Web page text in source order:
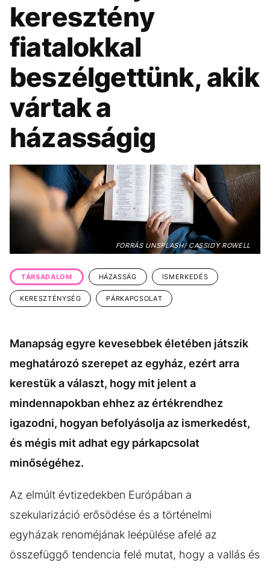
UTAZÁS
ÉLETMÓD DESIGN
BESZÉLGETÉSEK
VIDEÓ TÖRTÉNETEK
GASZTRO
keresztény
fiatalokkal
beszélgettünk, akik
vártak a
házasságig
FORRÁS UNSPLASH/ CASSIDY ROWELL
TÁRSADALOM HÁZASSÁG ISMERKEDÉS
KERESZTÉNYSÉG PÁRKAPCSOLAT
Manapság egyre kevesebbek életében játszik
meghatározó szerepet az egyház, ezért arra
kerestük a választ, hogy mit jelent a
mindennapokban ehhez az értékrendhez
igazodni, hogyan befolyásolja az ismerkedést,
és mégis mit adhat egy párkapcsolat
minőségéhez.
Az elmúlt évtizedekben Európában a
szekularizáció erősödése és a történelmi
egyházak renoméjának leépülése afelé az
összefüggő tendencia felé mutat, hogy a vallás és